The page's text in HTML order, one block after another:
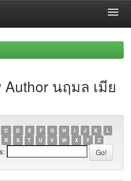
Author นฤมล เมีย
C D E F G H I J K
L
R S T U V W X Y Z